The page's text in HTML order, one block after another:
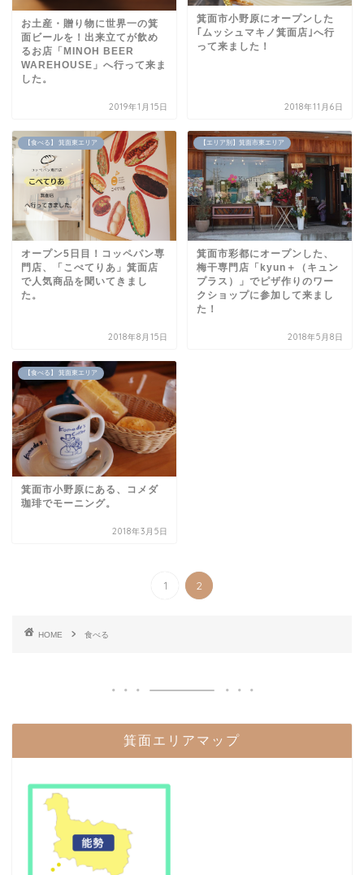
お土産・贈り物に世界一の箕
面ビールを！出来立てが飲め
るお店「MINOH BEER
WAREHOUSE」へ行って来ま
した。
2019年1月15日
箕面市小野原にオープンした
｢ムッシュマキノ箕面店｣へ行
って来ました！
2018年11月6日
【食べる】 箕面東エリア
オープン5日目！コッペパン専
門店、「こぺてりあ」箕面店
で人気商品を聞いてきまし
た。
2018年8月15日
【エリア別】箕面市東エリア
箕面市彩都にオープンした、
梅干専門店「kyun＋（キュン
プラス）」でピザ作りのワー
クショップに参加して来まし
た！
2018年5月8日
【食べる】 箕面東エリア
箕面市小野原にある、コメダ
珈琲でモーニング。
2018年3月5日
1 2
HOME 食べる
箕面エリアマップ